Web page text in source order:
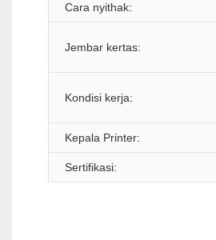
Cara nyithak:
Jembar kertas:
Kondisi kerja:
Kepala Printer:
Sertifikasi: